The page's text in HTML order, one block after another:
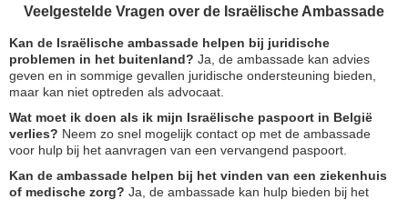
Veelgestelde Vragen over de Israëlische Ambassade
Kan de Israëlische ambassade helpen bij juridische
problemen in het buitenland? Ja, de ambassade kan advies
geven en in sommige gevallen juridische ondersteuning bieden,
maar kan niet optreden als advocaat.
Wat moet ik doen als ik mijn Israëlische paspoort in België
verlies? Neem zo snel mogelijk contact op met de ambassade
voor hulp bij het aanvragen van een vervangend paspoort.
Kan de ambassade helpen bij het vinden van een ziekenhuis
of medische zorg? Ja, de ambassade kan hulp bieden bij het